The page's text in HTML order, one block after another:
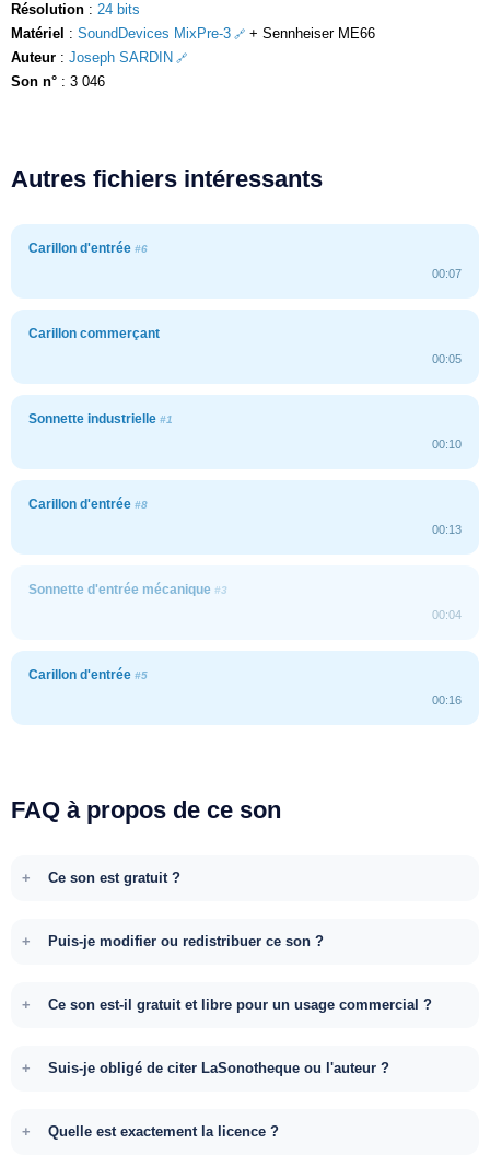
Résolution : 24 bits
Matériel : SoundDevices MixPre-3
+ Sennheiser ME66
Auteur : Joseph SARDIN
Son n° : 3 046
Autres fichiers intéressants
Carillon d'entrée #6
00:07
Carillon commerçant
00:05
Sonnette industrielle #1
00:10
Carillon d'entrée #8
00:13
Sonnette d'entrée mécanique #3
00:04
Carillon d'entrée #5
00:16
FAQ à propos de ce son
Ce son est gratuit ?
Puis-je modifier ou redistribuer ce son ?
Ce son est-il gratuit et libre pour un usage commercial ?
Suis-je obligé de citer LaSonotheque ou l'auteur ?
Quelle est exactement la licence ?